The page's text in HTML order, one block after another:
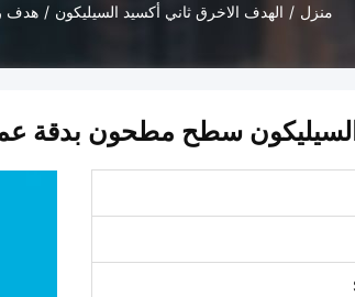
منزل / الهدف الاخرق ثاني أكسيد السيليكون / هدف
سطح مطحون بدقة